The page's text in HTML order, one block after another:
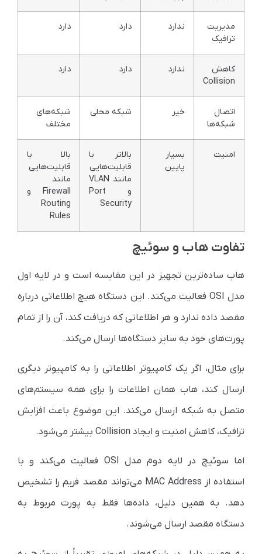
مدیریت
ترافیک
ندارد دارد دارد
کاهش
Collision
ندارد دارد دارد
اتصال
شبکه‌ها
خیر شبکه محلی
شبکه‌های
مختلف
امنیت
بسیار
پایین
بالاتر با
قابلیت‌هایی
مانند VLAN
و Port
Security
بالا با
قابلیت‌هایی
مانند
Firewall و
Routing
Rules
تفاوت هاب و سوئیچ
هاب ساده‌ترین تجهیز در این مقایسه است و در لایه اول
مدل OSI فعالیت می‌کند. این دستگاه هیچ اطلاعاتی درباره
مقصد داده ندارد و هر اطلاعاتی که دریافت کند، آن را از تمام
پورت‌های خود به سایر دستگاه‌ها ارسال می‌کند.
برای مثال، اگر یک کامپیوتر اطلاعاتی را به کامپیوتر دیگری
ارسال کند، هاب همان اطلاعات را برای همه سیستم‌های
متصل به شبکه ارسال می‌کند. این موضوع باعث افزایش
ترافیک، کاهش امنیت و ایجاد Collision بیشتر می‌شود.
اما سوئیچ در لایه دوم مدل OSI فعالیت می‌کند و با
استفاده از MAC Address می‌تواند مقصد فریم را تشخیص
دهد. به همین دلیل، داده‌ها فقط به پورت مربوط به
دستگاه مقصد ارسال می‌شوند.